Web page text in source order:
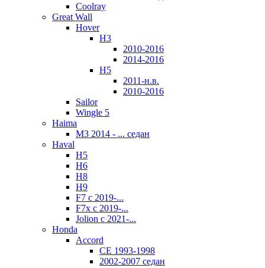
Coolray
Great Wall
Hover
H3
2010-2016
2014-2016
H5
2011-н.в.
2010-2016
Sailor
Wingle 5
Haima
M3 2014 - ... седан
Haval
H5
Н6
H8
H9
F7 с 2019-...
F7x с 2019-...
Jolion с 2021-...
Honda
Accord
CE 1993-1998
2002-2007 седан